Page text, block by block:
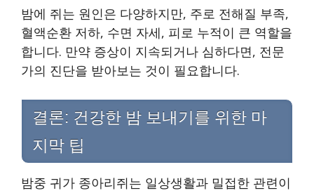
밤에 쥐는 원인은 다양하지만, 주로 전해질 부족,
혈액순환 저하, 수면 자세, 피로 누적이 큰 역할을
합니다. 만약 증상이 지속되거나 심하다면, 전문
가의 진단을 받아보는 것이 필요합니다.
결론: 건강한 밤 보내기를 위한 마
지막 팁
밤중 귀가 종아리쥐는 일상생활과 밀접한 관련이